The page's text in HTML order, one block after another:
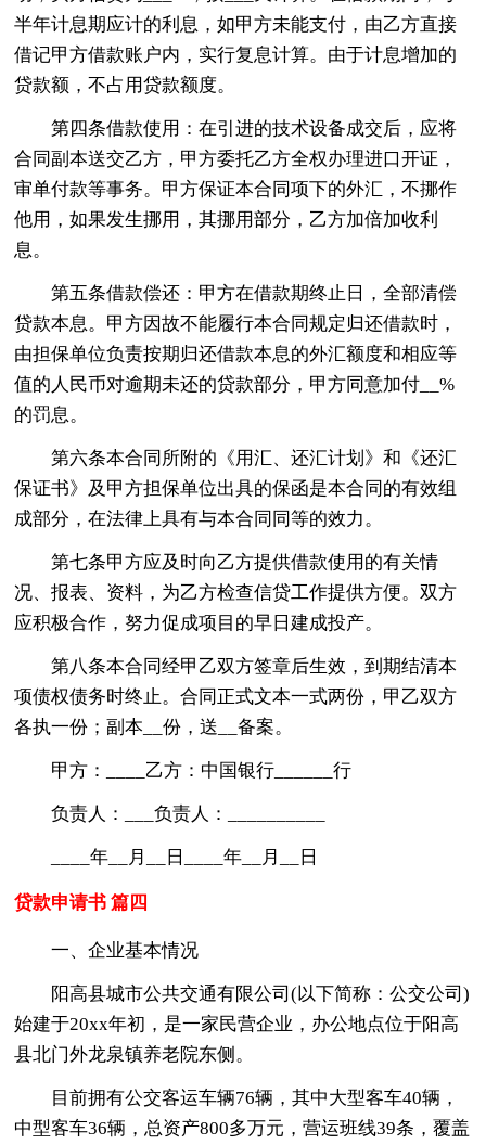
半年计息期应计的利息，如甲方未能支付，由乙方直接
借记甲方借款账户内，实行复息计算。由于计息增加的
贷款额，不占用贷款额度。
第四条借款使用：在引进的技术设备成交后，应将
合同副本送交乙方，甲方委托乙方全权办理进口开证，
审单付款等事务。甲方保证本合同项下的外汇，不挪作
他用，如果发生挪用，其挪用部分，乙方加倍加收利
息。
第五条借款偿还：甲方在借款期终止日，全部清偿
贷款本息。甲方因故不能履行本合同规定归还借款时，
由担保单位负责按期归还借款本息的外汇额度和相应等
值的人民币对逾期未还的贷款部分，甲方同意加付__%
的罚息。
第六条本合同所附的《用汇、还汇计划》和《还汇
保证书》及甲方担保单位出具的保函是本合同的有效组
成部分，在法律上具有与本合同同等的效力。
第七条甲方应及时向乙方提供借款使用的有关情
况、报表、资料，为乙方检查信贷工作提供方便。双方
应积极合作，努力促成项目的早日建成投产。
第八条本合同经甲乙双方签章后生效，到期结清本
项债权债务时终止。合同正式文本一式两份，甲乙双方
各执一份；副本__份，送__备案。
甲方：____乙方：中国银行______行
负责人：___负责人：__________
____年__月__日____年__月__日
贷款申请书 篇四
一、企业基本情况
阳高县城市公共交通有限公司(以下简称：公交公司)
始建于20xx年初，是一家民营企业，办公地点位于阳高
县北门外龙泉镇养老院东侧。
目前拥有公交客运车辆76辆，其中大型客车40辆，
中型客车36辆，总资产800多万元，营运班线39条，覆盖